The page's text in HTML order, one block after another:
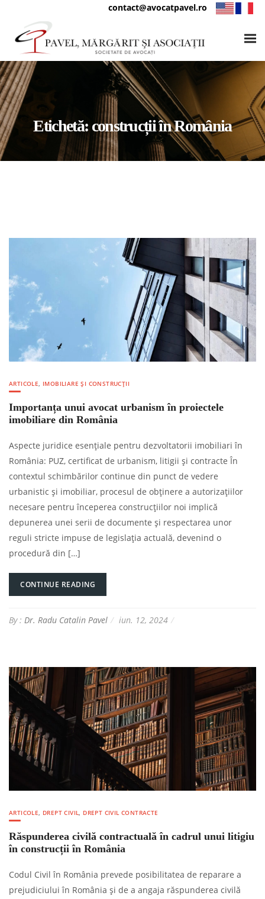
contact@avocatpavel.ro
Etichetă: construcții în România
ARTICOLE, IMOBILIARE ȘI CONSTRUCȚII
Importanța unui avocat urbanism în proiectele
imobiliare din România
Aspecte juridice esențiale pentru dezvoltatorii imobiliari în
România: PUZ, certificat de urbanism, litigii și contracte În
contextul schimbărilor continue din punct de vedere
urbanistic și imobiliar, procesul de obținere a autorizațiilor
necesare pentru începerea construcțiilor noi implică
depunerea unei serii de documente și respectarea unor
reguli stricte impuse de legislația actuală, devenind o
procedură din […]
CONTINUE READING
By : Dr. Radu Catalin Pavel iun. 12, 2024
ARTICOLE, DREPT CIVIL, DREPT CIVIL CONTRACTE
Răspunderea civilă contractuală în cadrul unui litigiu
în construcții în România
Codul Civil în România prevede posibilitatea de reparare a
prejudiciului în România și de a angaja răspunderea civilă